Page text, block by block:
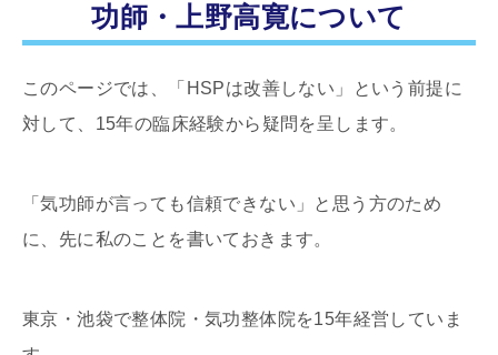
功師・上野高寛について
このページでは、「HSPは改善しない」という前提に
対して、15年の臨床経験から疑問を呈します。
「気功師が言っても信頼できない」と思う方のため
に、先に私のことを書いておきます。
東京・池袋で整体院・気功整体院を15年経営していま